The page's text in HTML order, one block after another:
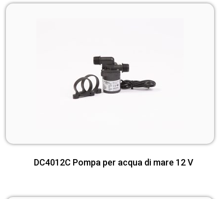
DC4012C Pompa per acqua di mare 12 V